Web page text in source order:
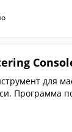
для
Программа